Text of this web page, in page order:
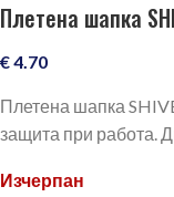
Плетена шапка
€4.70
Плетена шапка
защита при работа.
Изчерпан